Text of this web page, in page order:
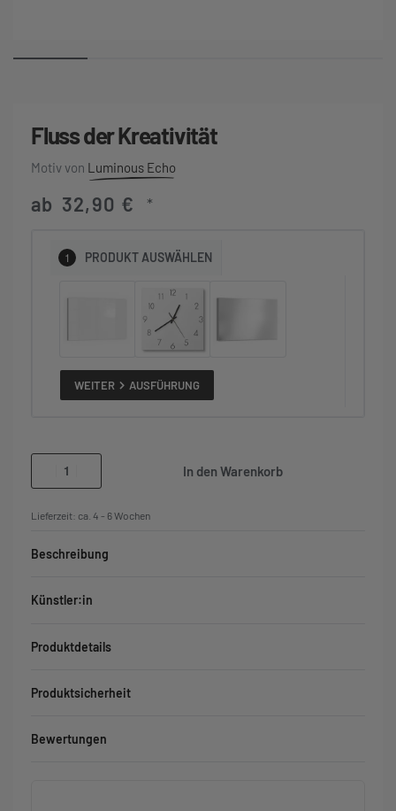
Fluss der Kreativität
Luminous Echo
ab 32,90 € *
1 PRODUKT AUSWÄHLEN
WEITER AUSFÜHRUNG
In den Warenkorb
Lieferzeit: ca. 4 - 6 Wochen
Beschreibung
Künstler:in
Produktdetails
Produktsicherheit
Bewertungen